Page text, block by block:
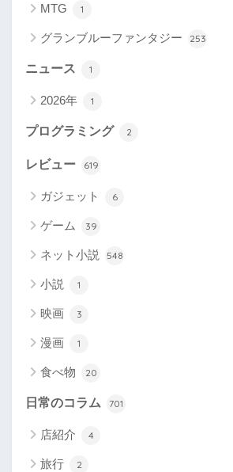
MTG 1
グランブルーファンタジー 253
ニュース 1
2026年 1
プログラミング 2
レビュー 619
ガジェット 6
ゲーム 39
ネット小説 548
小説 1
映画 3
漫画 1
食べ物 20
日常のコラム 701
店紹介 4
旅行 2